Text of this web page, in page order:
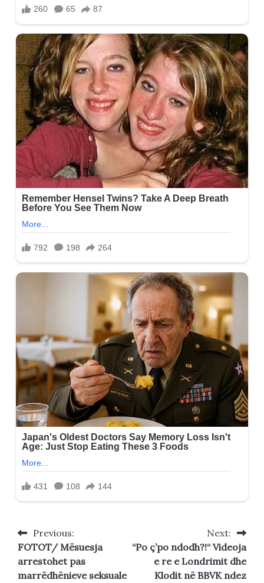
Post
navigation
Previous:
FOTOT/ Mësuesja
arrestohet pas
marrëdhënieve seksuale
Next:
“Po ç’po ndodh?!“ Videoja
e re e Londrimit dhe
Klodit në BBVK ndez